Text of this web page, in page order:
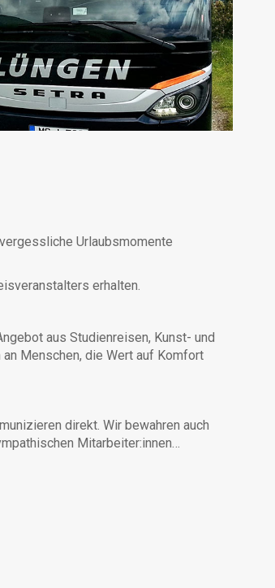
Urlaubsmomente
erhalten.
aus Studienreisen, Kunst- und
Menschen, die Wert auf Komfort
direkt. Wir bewahren auch
Mitarbeiter:innen…